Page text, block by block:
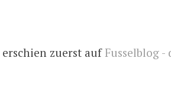
erschien zuerst auf Fusselblog -